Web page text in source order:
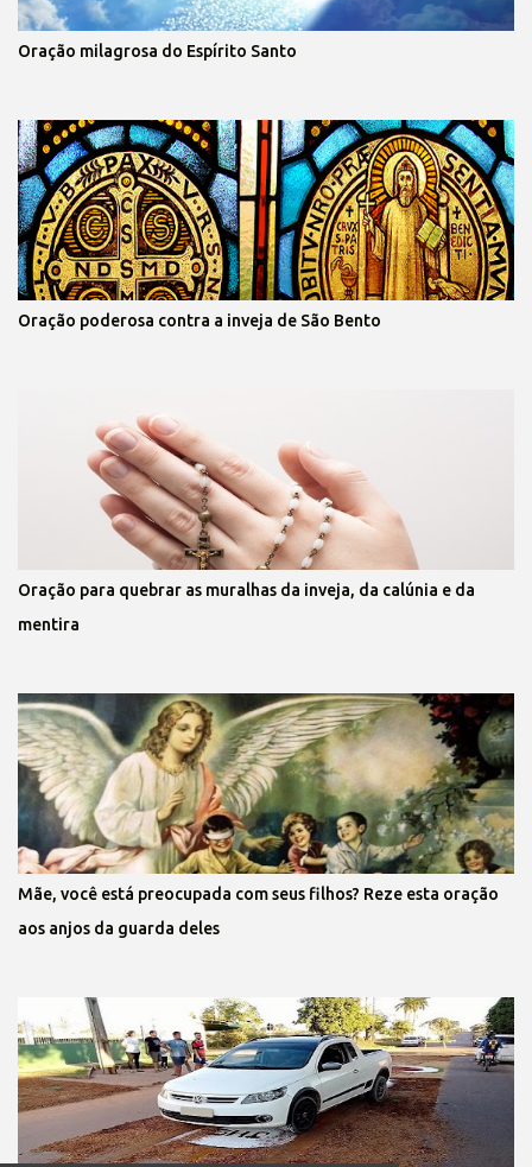
Oração milagrosa do Espírito Santo
Oração poderosa contra a inveja de São Bento
Oração para quebrar as muralhas da inveja, da calúnia e da
mentira
Mãe, você está preocupada com seus filhos? Reze esta oração
aos anjos da guarda deles